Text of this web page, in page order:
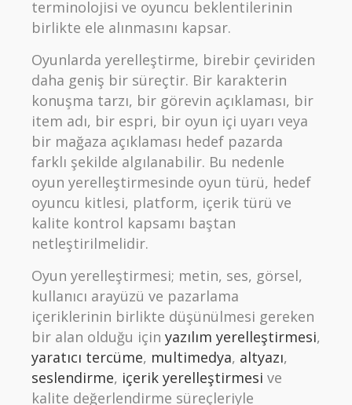
terminolojisi ve oyuncu beklentilerinin
birlikte ele alınmasını kapsar.
Oyunlarda yerelleştirme, birebir çeviriden
daha geniş bir süreçtir. Bir karakterin
konuşma tarzı, bir görevin açıklaması, bir
item adı, bir espri, bir oyun içi uyarı veya
bir mağaza açıklaması hedef pazarda
farklı şekilde algılanabilir. Bu nedenle
oyun yerelleştirmesinde oyun türü, hedef
oyuncu kitlesi, platform, içerik türü ve
kalite kontrol kapsamı baştan
netleştirilmelidir.
Oyun yerelleştirmesi; metin, ses, görsel,
kullanıcı arayüzü ve pazarlama
içeriklerinin birlikte düşünülmesi gereken
bir alan olduğu için yazılım yerelleştirmesi,
yaratıcı tercüme, multimedya, altyazı,
seslendirme, içerik yerelleştirmesi ve
kalite değerlendirme süreçleriyle